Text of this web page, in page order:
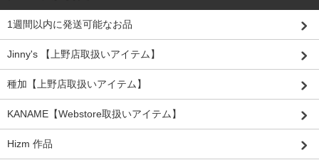
1週間以内に発送可能なお品
Jinny's 【上野店取扱いアイテム】
種加【上野店取扱いアイテム】
KANAME【Webstore取扱いアイテム】
Hizm 作品